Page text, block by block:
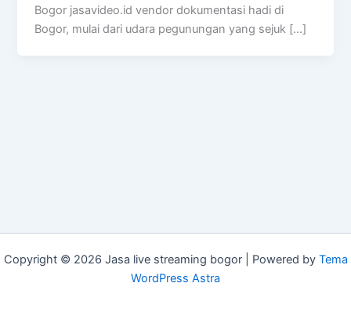
Bogor jasavideo.id vendor dokumentasi hadi di
Bogor, mulai dari udara pegunungan yang sejuk […]
Copyright © 2026 Jasa live streaming bogor | Powered by Tema
WordPress Astra